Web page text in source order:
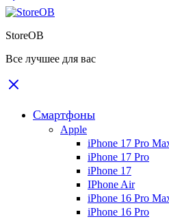
StoreOB
Все лучшее для вас
Смартфоны
Apple
iPhone 17 Pro
iPhone 17 Pro
iPhone 17
IPhone Air
iPhone 16 Pro
iPhone 16 Pro